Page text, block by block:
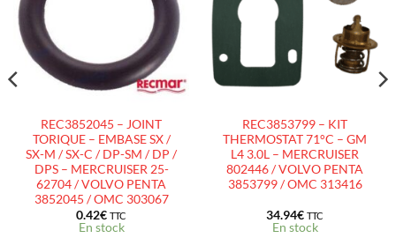
LISTE
D’ENVIES
REC3852045 – JOINT
TORIQUE – EMBASE SX /
SX-M / SX-C / DP-SM / DP /
DPS – MERCRUISER 25-
62704 / VOLVO PENTA
3852045 / OMC 303067
0.42€ TTC
En stock
LISTE
D’ENVIES
REC3853799 – KIT
THERMOSTAT 71°C – GM
L4 3.0L – MERCRUISER
802446 / VOLVO PENTA
3853799 / OMC 313416
34.94€ TTC
En stock